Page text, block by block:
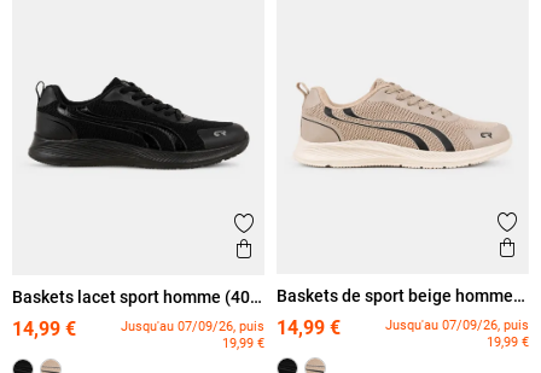
Ajouter aux favoris
Aperçu rapide
Baskets lacet sport homme (40-
14,99 €
Jusqu'au 07/09/26, puis
19,99 €
Baskets de sport beige homme
14,99 €
Jusqu'au 07/09/26, puis
19,99 €